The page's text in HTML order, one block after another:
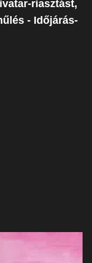
riasztást,
- Időjárás-